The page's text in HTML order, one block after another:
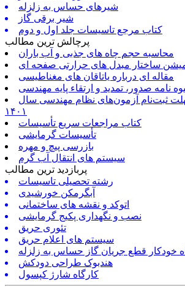
شیرهای حساس به زلزله
شیر برقی گاز
کتاب مرجع تاسیسات جلد اول و دوم
پرچالش ترین مطالب
محاسبه حجم چاه های جذبی و آب باران
ساختار مبدل های حرارتی صفحه ای
مقاله ای درباره یاتاقان های مغناطیسی
نامه صدور، تمدید و ارتقاء پایه مهندسی
ثبت‌نام آزمون‌های نظام مهندسی سال
۱۴۰۱
کتاب مراجعات سریع تأسیسات
تأسیسات گرمایشی
بازرسی پیچ و مهره
سیستم های انتقال آب گرم
پربازدید ترین مطالب
رشته تحصیلی تاسیسات
آبگرمکن خورشیدی
اتوکد و نقشه های ساختمانی
نصب و نگهداری پکیج گرمایشی
تئوری حریق
سیستم های اعلام حریق
خودکار قطع جریان گاز حساس به زلزله
هندبوک طراحی دودکش
کارگاه شارژ کپسول